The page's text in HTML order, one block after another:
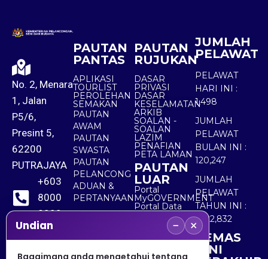
No. 2, Menara
1, Jalan
P5/6,
Presint 5,
62200
PUTRAJAYA
+603
8000
8000
+603
8891
PAUTAN
PANTAS
APLIKASI
TOURLIST
PEROLEHAN
SEMAKAN
PAUTAN
AWAM
PAUTAN
SWASTA
PAUTAN
PELANCONG
ADUAN &
PERTANYAAN
PAUTAN
RUJUKAN
DASAR
PRIVASI
DASAR
KESELAMATAN
ARKIB
SOALAN -
SOALAN
LAZIM
PENAFIAN
PETA LAMAN
PAUTAN
LUAR
Portal
MyGOVERNMENT
Portal Data
Terbuka
Sektor Awam
JUMLAH
PELAWAT
PELAWAT
HARI INI :
1,498
JUMLAH
PELAWAT
BULAN INI :
120,247
JUMLAH
PELAWAT
TAHUN INI :
5,522,832
KEMAS
KINI
Undian − ×
Bagaimana anda mengetahui tentang